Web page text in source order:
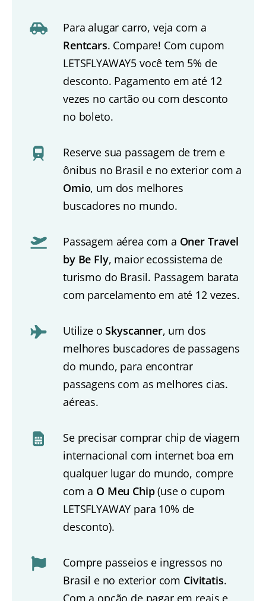
Para alugar carro, veja com a
Rentcars. Compare! Com cupom
LETSFLYAWAY5 você tem 5% de
desconto. Pagamento em até 12
vezes no cartão ou com desconto
no boleto.
Reserve sua passagem de trem e
ônibus no Brasil e no exterior com a
Omio, um dos melhores
buscadores no mundo.
Passagem aérea com a Oner Travel
by Be Fly, maior ecossistema de
turismo do Brasil. Passagem barata
com parcelamento em até 12 vezes.
Utilize oSkyscanner, um dos
melhores buscadores de passagens
do mundo, para encontrar
passagens com as melhores cias.
aéreas.
Se precisar comprar chip de viagem
internacional com internet boa em
qualquer lugar do mundo, compre
com a O Meu Chip(use o cupom
LETSFLYAWAY para 10% de
desconto).
Compre passeios e ingressos no
Brasil e no exterior com Civitatis.